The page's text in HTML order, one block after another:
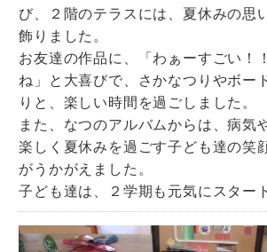
び、２階のテラスには、夏休みの思
飾りました。
お友達の作品に、「わぁーすごい！
ね」と大喜びで、さかなつりやボー
りと、楽しい時間を過ごしました。
また、なつのアルバムからは、病気
楽しく夏休みを過ごす子ども達の笑
がうかがえました。
子ども達は、２学期も元気にスター